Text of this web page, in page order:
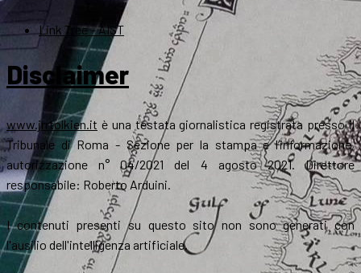
Link Tree – AIST
Disclaimer
www.jrrtolkien.it è una testata giornalistica registrata presso il
Tribunale di Roma - Sezione per la stampa e l’informazione,
autorizzazione n° 04/2021 del 4 agosto 2021. Direttore
responsabile: Roberto Arduini.
I contenuti presenti su questo sito non sono generati con
l'ausilio dell'intelligenza artificiale.